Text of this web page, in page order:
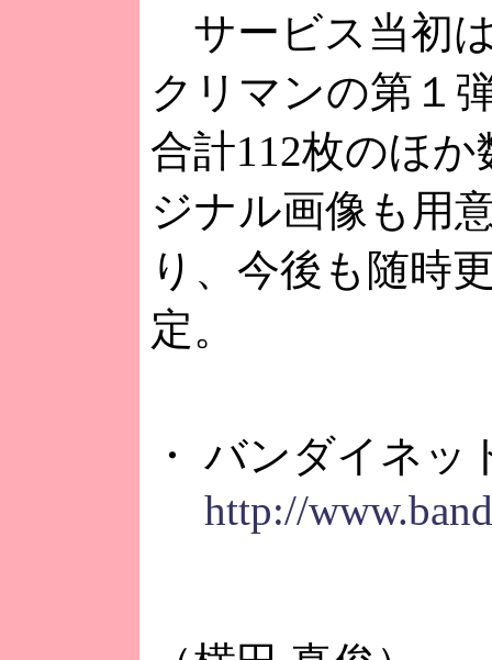
サービス当初
クリマンの第１
合計112枚のほ
ジナル画像も用
り、今後も随時
定。
・ バンダイネッ
http://